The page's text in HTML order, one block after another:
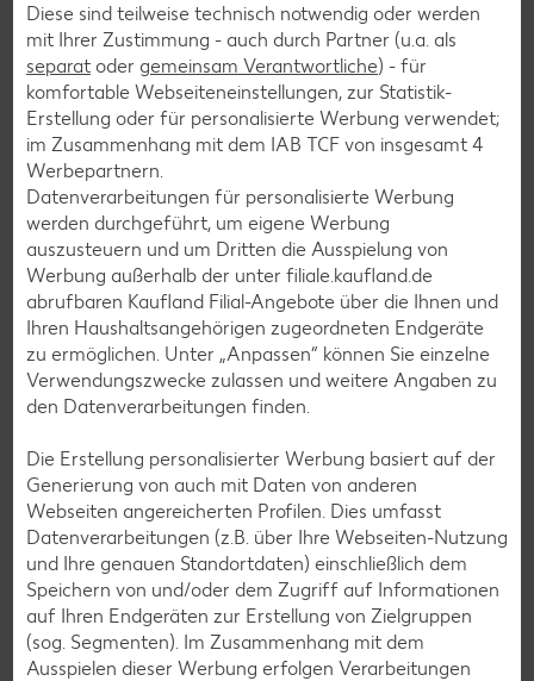
Eis-Rezepte
Pfannkuchen-Rezepte
Plätzchen-Rezepte
Smoothie-Rezepte
Bowle-Rezepte
Cocktail-Rezepte
Avocado-Rezepte
Erdbeer-Rezepte
Blaubeer-Rezepte
Bananen-Rezepte
Zurück zu allen Rezepten
Diese sind teilweise technisch notwendig oder werden
mit Ihrer Zustimmung - auch durch Partner (u.a. als
separat oder gemeinsam Verantwortliche) - für
komfortable Webseiteneinstellungen, zur Statistik-
Erstellung oder für personalisierte Werbung verwendet;
im Zusammenhang mit dem IAB TCF von insgesamt 4
Werbepartnern.
Datenverarbeitungen für personalisierte Werbung
werden durchgeführt, um eigene Werbung
auszusteuern und um Dritten die Ausspielung von
Werbung außerhalb der unter filiale.kaufland.de
abrufbaren Kaufland Filial-Angebote über die Ihnen und
Ihren Haushaltsangehörigen zugeordneten Endgeräte
zu ermöglichen. Unter „Anpassen“ können Sie einzelne
Verwendungszwecke zulassen und weitere Angaben zu
den Datenverarbeitungen finden.
Die Erstellung personalisierter Werbung basiert auf der
Generierung von auch mit Daten von anderen
Webseiten angereicherten Profilen. Dies umfasst
Datenverarbeitungen (z.B. über Ihre Webseiten-Nutzung
und Ihre genauen Standortdaten) einschließlich dem
Speichern von und/oder dem Zugriff auf Informationen
auf Ihren Endgeräten zur Erstellung von Zielgruppen
(sog. Segmenten). Im Zusammenhang mit dem
Ausspielen dieser Werbung erfolgen Verarbeitungen